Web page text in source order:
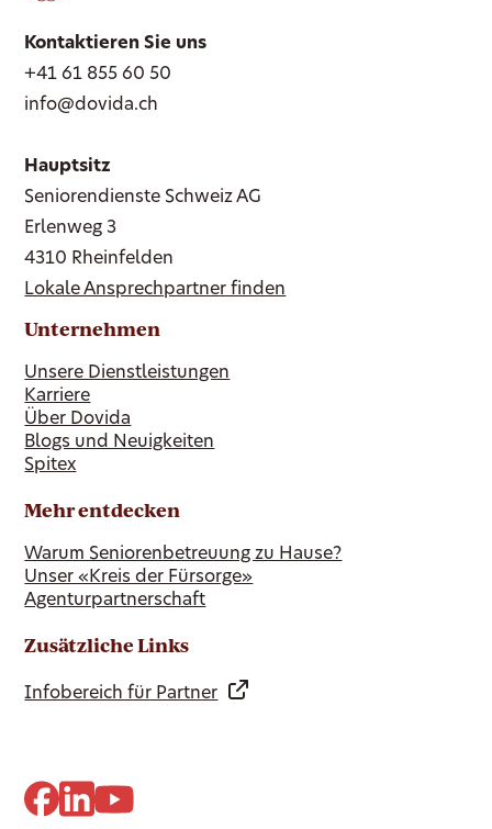
Kontaktieren Sie uns
+41 61 855 60 50
info@dovida.ch
Hauptsitz
Seniorendienste Schweiz AG
Erlenweg 3
4310 Rheinfelden
Lokale Ansprechpartner finden
Unternehmen
Unsere Dienstleistungen
Karriere
Über Dovida
Blogs und Neuigkeiten
Spitex
Mehr entdecken
Warum Seniorenbetreuung zu Hause?
Unser «Kreis der Fürsorge»
Agenturpartnerschaft
Zusätzliche Links
Infobereich für Partner